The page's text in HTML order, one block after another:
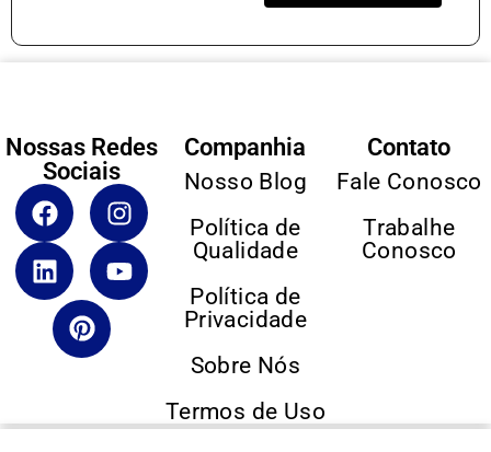
Nossas Redes
Sociais
Companhia
Nosso Blog
Política de
Qualidade
Política de
Privacidade
Sobre Nós
Termos de Uso
Contato
Fale Conosco
Trabalhe
Conosco